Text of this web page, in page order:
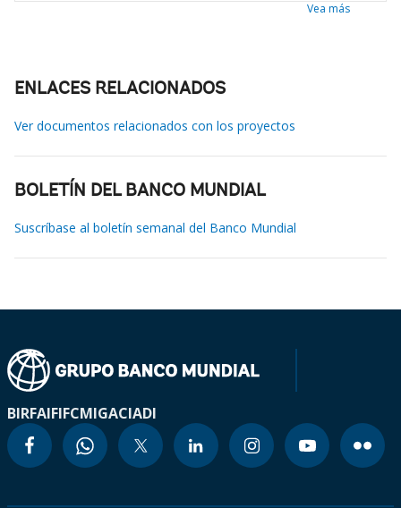
Vea más
ENLACES RELACIONADOS
Ver documentos relacionados con los proyectos
BOLETÍN DEL BANCO MUNDIAL
Suscríbase al boletín semanal del Banco Mundial
BIRFAIFIFCMIGACIADI